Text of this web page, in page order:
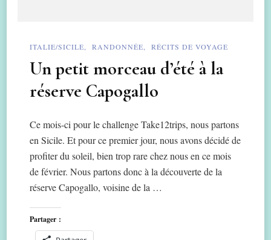
ITALIE/SICILE RANDONNÉE RÉCITS DE VOYAGE
Un petit morceau d’été à la
réserve Capogallo
Ce mois-ci pour le challenge Take12trips, nous partons
en Sicile. Et pour ce premier jour, nous avons décidé de
profiter du soleil, bien trop rare chez nous en ce mois
de février. Nous partons donc à la découverte de la
réserve Capogallo, voisine de la …
Partager :